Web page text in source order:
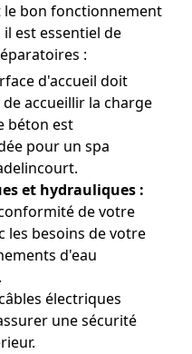
bon fonctionnement
est essentiel de
:
d'accueil doit
accueillir la charge
béton est
pour un spa
et hydrauliques :
de votre
les besoins de votre
d'eau
électriques
une sécurité